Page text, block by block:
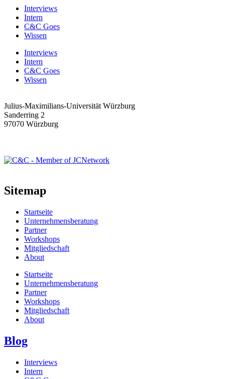
Interviews
Intern
C&C Goes
Wissen
Interviews
Intern
C&C Goes
Wissen
Julius-Maximilians-Universität Würzburg
Sanderring 2
97070 Würzburg
Sitemap
Startseite
Unternehmensberatung
Partner
Workshops
Mitgliedschaft
About
Startseite
Unternehmensberatung
Partner
Workshops
Mitgliedschaft
About
Blog
Interviews
Intern